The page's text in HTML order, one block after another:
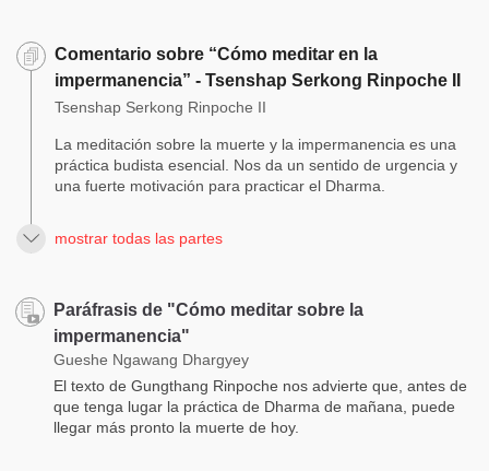
Comentario sobre “Cómo meditar en la
impermanencia” - Tsenshap Serkong Rinpoche II
Tsenshap Serkong Rinpoche II
La meditación sobre la muerte y la impermanencia es una
práctica budista esencial. Nos da un sentido de urgencia y
una fuerte motivación para practicar el Dharma.
mostrar todas las partes
Paráfrasis de "Cómo meditar sobre la
impermanencia"
Gueshe Ngawang Dhargyey
El texto de Gungthang Rinpoche nos advierte que, antes de
que tenga lugar la práctica de Dharma de mañana, puede
llegar más pronto la muerte de hoy.